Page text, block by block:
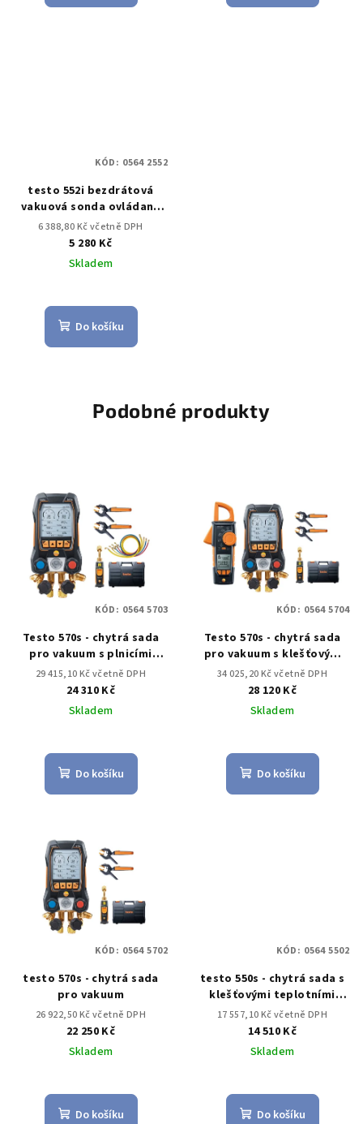
testo 552i bezdrátová
vakuová sonda ovládaná
aplikací
6 388,80 Kč včetně DPH
5 280 Kč
Skladem
Do košíku
KÓD: 0564 2552
Podobné produkty
Testo 570s - chytrá sada
pro vakuum s plnicími
hadicemi
29 415,10 Kč včetně DPH
24 310 Kč
Skladem
Do košíku
KÓD: 0564 5703
Testo 570s - chytrá sada
pro vakuum s klešťovým
multimetrem
34 025,20 Kč včetně DPH
28 120 Kč
Skladem
Do košíku
KÓD: 0564 5704
testo 570s - chytrá sada
pro vakuum
26 922,50 Kč včetně DPH
22 250 Kč
Skladem
Do košíku
KÓD: 0564 5702
testo 550s - chytrá sada s
klešťovými teplotními
sondami
17 557,10 Kč včetně DPH
14 510 Kč
Skladem
Do košíku
KÓD: 0564 5502